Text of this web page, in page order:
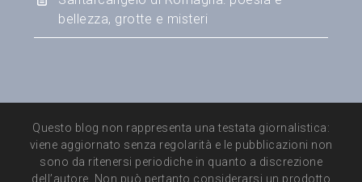
bellezza, grotte e misteri
Questo blog non rappresenta una testata giornalistica:
viene aggiornato senza regolarità e le pubblicazioni non
sono da ritenersi periodiche in quanto a discrezione
dell’autore. Non può pertanto considerarsi un prodotto